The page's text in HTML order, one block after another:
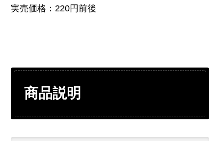
実売価格：220円前後
商品説明